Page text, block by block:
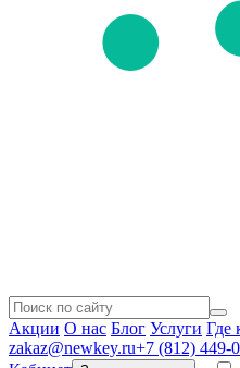
Акции О нас Блог Услуги Где
zakaz@newkey.ru+7 (812) 449-